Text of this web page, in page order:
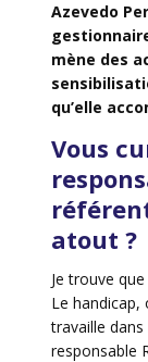
Azevedo
mène des
qu’elle
Vous
atout ?
Je trouve
Le handicap,
travaille
responsable